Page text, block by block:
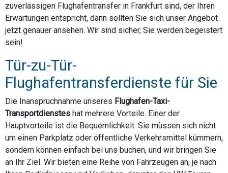
zuverlässigen Flughafentransfer in Frankfurt sind, der Ihren
Erwartungen entspricht, dann sollten Sie sich unser Angebot
jetzt genauer ansehen. Wir sind sicher, Sie werden begeistert
sein!
Tür-zu-Tür-
Flughafentransferdienste für Sie
Die Inanspruchnahme unseres Flughafen-Taxi-
Transportdienstes hat mehrere Vorteile. Einer der
Hauptvorteile ist die Bequemlichkeit. Sie müssen sich nicht
um einen Parkplatz oder öffentliche Verkehrsmittel kümmern,
sondern können einfach bei uns buchen, und wir bringen Sie
an Ihr Ziel. Wir bieten eine Reihe von Fahrzeugen an, je nach